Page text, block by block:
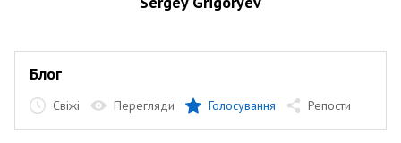
Блог
Свіжі Перегляди Голосування Репости